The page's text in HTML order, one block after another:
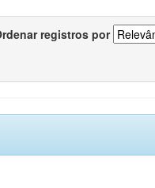
registros por